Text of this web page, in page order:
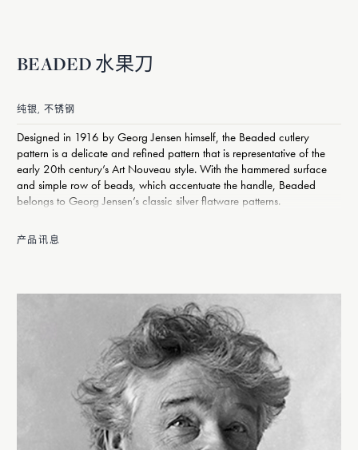
BEADED 水果刀
纯银, 不锈钢
Designed in 1916 by Georg Jensen himself, the Beaded cutlery
pattern is a delicate and refined pattern that is representative of the
early 20th century’s Art Nouveau style. With the hammered surface
and simple row of beads, which accentuate the handle, Beaded
belongs to Georg Jensen’s classic silver flatware patterns.
产品讯息